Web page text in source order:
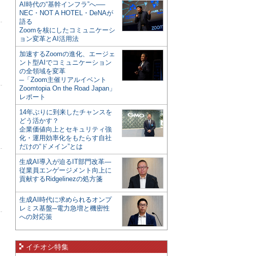
AI時代の“基幹インフラ”へ──
NEC・NOT A HOTEL・DeNAが
語る
Zoomを核にしたコミュニケーシ
ョン変革とAI活用法
加速するZoomの進化、エージェ
ント型AIでコミュニケーション
の全領域を変革
─「Zoom主催リアルイベント
Zoomtopia On the Road Japan」
レポート
14年ぶりに到来したチャンスを
どう活かす？
企業価値向上とセキュリティ強
化・運用効率化をもたらす自社
だけの“ドメイン”とは
生成AI導入が迫るIT部門改革―
従業員エンゲージメント向上に
貢献するRidgelinezの処方箋
生成AI時代に求められるオンプ
レミス基盤─電力急増と機密性
への対応策
イチオシ特集